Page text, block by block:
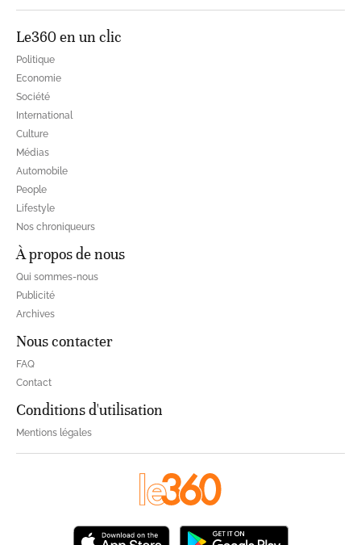
Le360 en un clic
Politique
Economie
Société
International
Culture
Médias
Automobile
People
Lifestyle
Nos chroniqueurs
À propos de nous
Qui sommes-nous
Publicité
Archives
Nous contacter
FAQ
Contact
Conditions d'utilisation
Mentions légales